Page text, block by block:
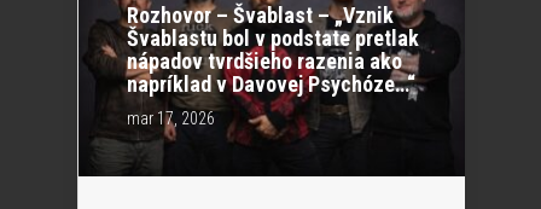
Rozhovor – Švablast – „Vznik
Švablastu bol v podstate pretlak
nápadov tvrdšieho razenia ako
napríklad v Davovej Psychóze…“
mar 17, 2026